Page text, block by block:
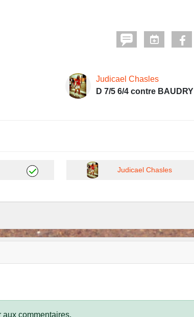
Judicael Chasles
D 7/5 6/4 contre
Judicael Chasles
commentaires.